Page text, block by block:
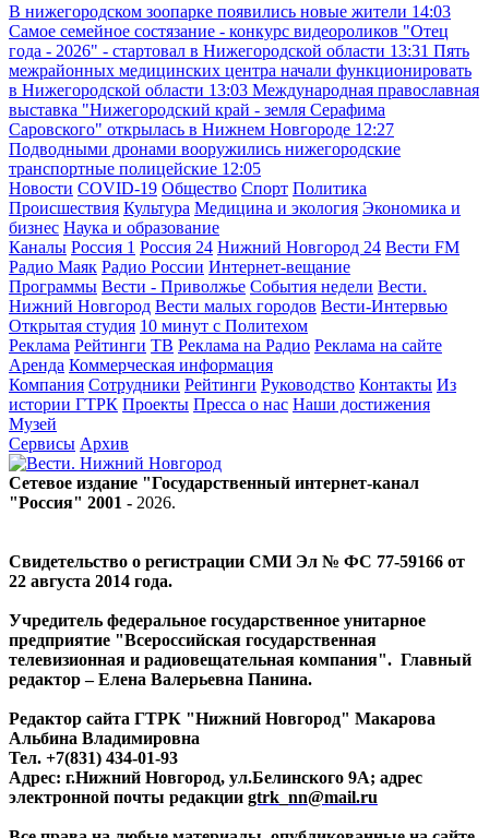
В нижегородском зоопарке появились новые жители 14:03
Самое семейное состязание - конкурс видеороликов "Отец
года - 2026" - стартовал в Нижегородской области 13:31 Пять
межрайонных медицинских центра начали функционировать
в Нижегородской области 13:03 Международная православная
выставка "Нижегородский край - земля Серафима
Саровского" открылась в Нижнем Новгороде 12:27
Подводными дронами вооружились нижегородские
транспортные полицейские 12:05
Новости COVID-19 Общество Спорт Политика
Происшествия Культура Медицина и экология Экономика и
бизнес Наука и образование
Каналы Россия 1 Россия 24 Нижний Новгород 24 Вести FM
Радио Маяк Радио России Интернет-вещание
Программы Вести - Приволжье События недели Вести.
Нижний Новгород Вести малых городов Вести-Интервью
Открытая студия 10 минут с Политехом
Реклама Рейтинги ТВ Реклама на Радио Реклама на сайте
Аренда Коммерческая информация
Компания Сотрудники Рейтинги Руководство Контакты Из
истории ГТРК Проекты Пресса о нас Наши достижения
Музей
Сервисы Архив
Сетевое издание "Государственный интернет-канал
"Россия" 2001 - 2026.
Свидетельство о регистрации СМИ Эл № ФС 77-59166 от
22 августа 2014 года.
Учредитель федеральное государственное унитарное
предприятие "Всероссийская государственная
телевизионная и радиовещательная компания". Главный
редактор – Елена Валерьевна Панина.
Редактор сайта ГТРК "Нижний Новгород" Макарова
Альбина Владимировна
Тел. +7(831) 434-01-93
Адрес: г.Нижний Новгород, ул.Белинского 9А; адрес
электронной почты редакции gtrk_nn@mail.ru